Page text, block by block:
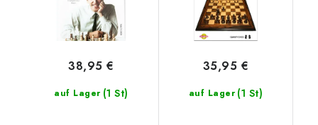
auf Lager (1 St)
38,95 €
auf Lager (1 St)
35,95 €